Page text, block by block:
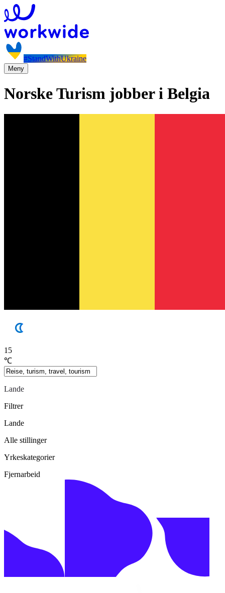
#StandWithUkraine
Meny
Norske Turism jobber i Belgia
15
℃
Lande
Filtrer
Lande
Alle stillinger
Yrkeskategorier
Fjernarbeid